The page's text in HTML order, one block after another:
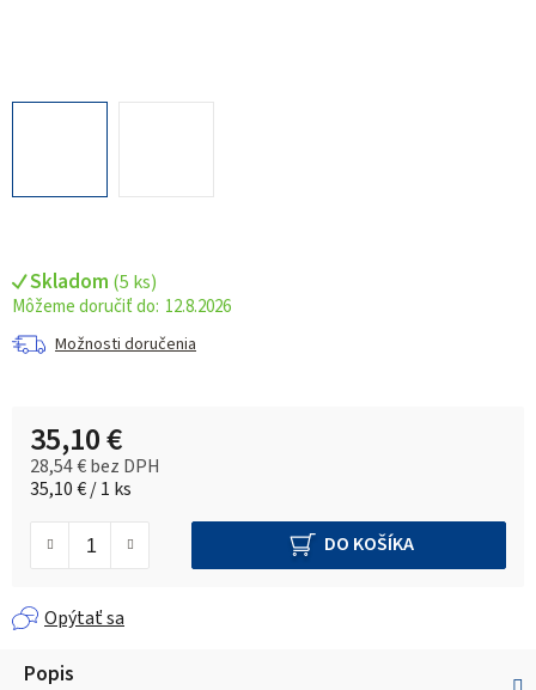
Skladom (5 ks)
12.8.2026
Možnosti doručenia
35,10 €
28,54 € bez DPH
Jednotková cena:
35,10 € / 1 ks
DO KOŠÍKA
Opýtať sa
Popis